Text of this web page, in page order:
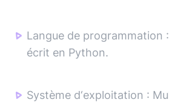
Langue de programmation :
écrit en Python.
Système d‘exploitation :